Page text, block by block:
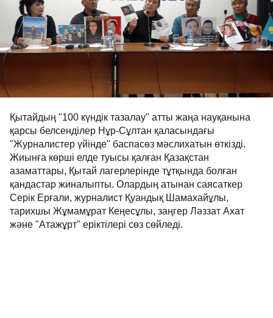
Қытайдың "100 күндік тазалау" атты жаңа науқанына
қарсы белсенділер Нұр-Сұлтан қаласындағы
"Журналистер үйінде" баспасөз мәслихатын өткізді.
Жиынға көрші елде туысы қалған Қазақстан
азаматтары, Қытай лагерлерінде тұтқында болған
қандастар жиналыпты. Олардың атынан саясаткер
Серік Ерғали, журналист Қуандық Шамахайұлы,
тарихшы Жұмамұрат Кеңесұлы, заңгер Ләззат Ахат
және "Атажұрт" еріктілері сөз сөйледі.